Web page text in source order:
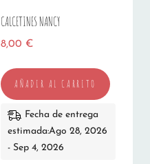
CALCETINES NANCY
8,00 €
AÑADIR AL CARRITO
Fecha de entrega
estimada:Ago 28, 2026
- Sep 4, 2026